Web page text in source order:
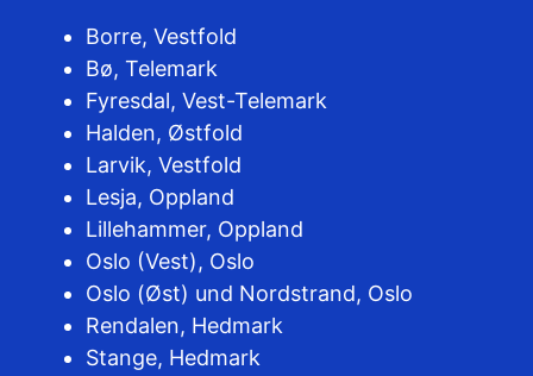
Borre, Vestfold
Bø, Telemark
Fyresdal, Vest-Telemark
Halden, Østfold
Larvik, Vestfold
Lesja, Oppland
Lillehammer, Oppland
Oslo (Vest), Oslo
Oslo (Øst) und Nordstrand, Oslo
Rendalen, Hedmark
Stange, Hedmark